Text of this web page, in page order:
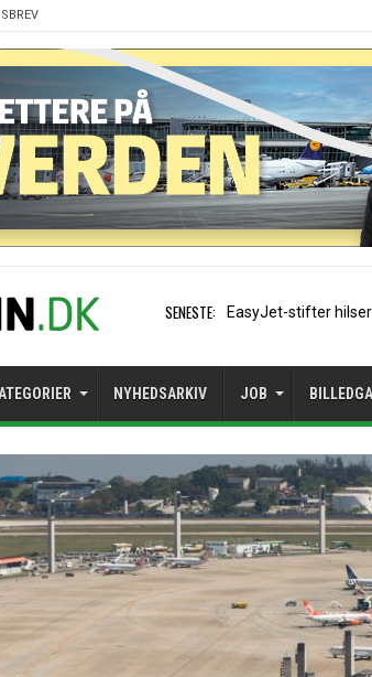
SENESTE: Air France etablerer
NYHEDSARKIV JOB